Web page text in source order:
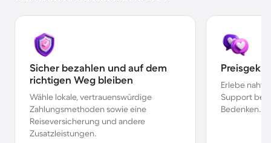
Sicher bezahlen und auf dem
richtigen Weg bleiben
Wähle lokale, vertrauenswürdige
Zahlungsmethoden sowie eine
Reiseversicherung und andere
Zusatzleistungen.
Erlebe
Support bei
Bedenken.